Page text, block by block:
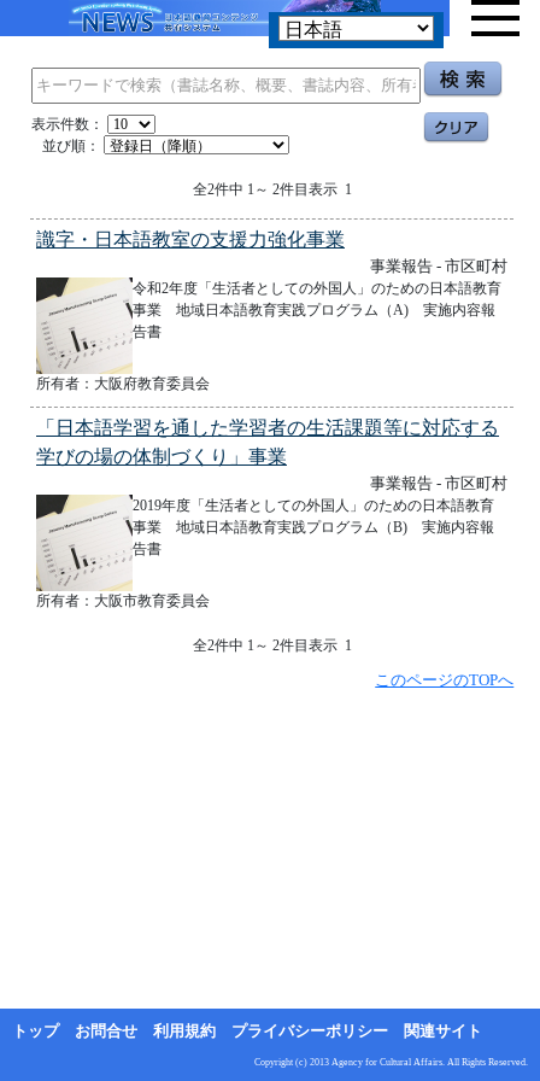
表示件数：
並び順：
全2件中 1～ 2件目表示 1
識字・日本語教室の支援力強化事業
事業報告 - 市区町村
令和2年度「生活者としての外国人」のための日本語教育
事業 地域日本語教育実践プログラム（A) 実施内容報
告書
所有者：大阪府教育委員会
「日本語学習を通した学習者の生活課題等に対応する
学びの場の体制づくり」事業
事業報告 - 市区町村
2019年度「生活者としての外国人」のための日本語教育
事業 地域日本語教育実践プログラム（B) 実施内容報
告書
所有者：大阪市教育委員会
全2件中 1～ 2件目表示 1
このページのTOPへ
トップ お問合せ 利用規約 プライバシーポリシー 関連サイト
Copyright (c) 2013 Agency for Cultural Affairs. All Rights Reserved.